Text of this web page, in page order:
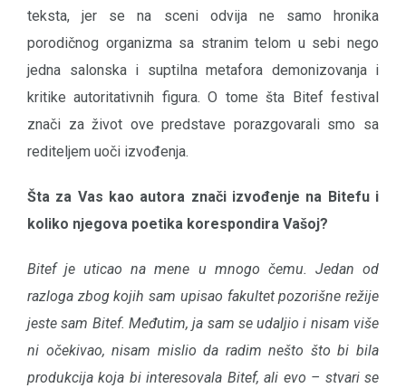
teksta, jer se na sceni odvija ne samo hronika
porodičnog organizma sa stranim telom u sebi nego
jedna salonska i suptilna metafora demonizovanja i
kritike autoritativnih figura. O tome šta Bitef festival
znači za život ove predstave porazgovarali smo sa
rediteljem uoči izvođenja.
Šta za Vas kao autora znači izvođenje na Bitefu i
koliko njegova poetika korespondira Vašoj?
Bitef je uticao na mene u mnogo čemu. Jedan od
razloga zbog kojih sam upisao fakultet pozorišne režije
jeste sam Bitef. Međutim, ja sam se udaljio i nisam više
ni očekivao, nisam mislio da radim nešto što bi bila
produkcija koja bi interesovala Bitef, ali evo – stvari se